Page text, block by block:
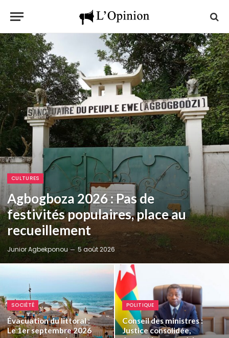
CULTURES
Agbogboza 2026 : Pas de
festivités populaires, place au
recueillement
Junior Agbekponou 5 août 2026
SOCIÉTÉ
Évacuation du littoral :
Le 1er septembre 2026
POLITIQUE
Conseil des ministres :
Justice consolidée,